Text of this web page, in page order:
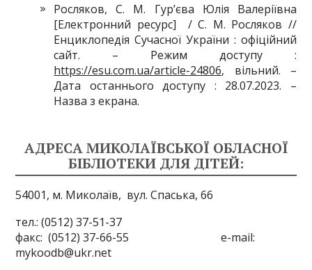
Росляков, С. М. Гур’єва Юлія Валеріївна
[Електронний ресурс] / С. М. Росляков //
Енциклопедія Сучасної України : офіційний
сайт. – Режим доступу :
https://esu.com.ua/article-24806, вільний. –
Дата останнього доступу : 28.07.2023. –
Назва з екрана.
АДРЕСА МИКОЛАЇВСЬКОЇ ОБЛАСНОЇ
БІБЛІОТЕКИ ДЛЯ ДІТЕЙ:
54001, м. Миколаїв, вул. Спаська, 66
тел.: (0512) 37-51-37
факс: (0512) 37-66-55 e-mail:
mykoodb@ukr.net